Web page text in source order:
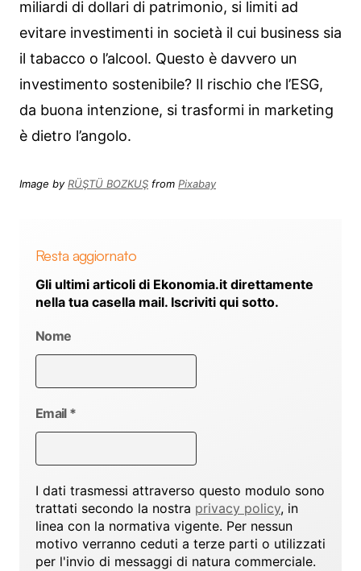
miliardi di dollari di patrimonio, si limiti ad
evitare investimenti in società il cui business sia
il tabacco o l’alcool. Questo è davvero un
investimento sostenibile? Il rischio che l’ESG,
da buona intenzione, si trasformi in marketing
è dietro l’angolo.
Image byRÜŞTÜ BOZKUŞ from Pixabay
Resta aggiornato
Gli ultimi articoli di Ekonomia.it direttamente
nella tua casella mail. Iscriviti qui sotto.
Nome
Email *
I dati trasmessi attraverso questo modulo sono
trattati secondo la nostra privacy policy, in
linea con la normativa vigente. Per nessun
motivo verranno ceduti a terze parti o utilizzati
per l'invio di messaggi di natura commerciale.